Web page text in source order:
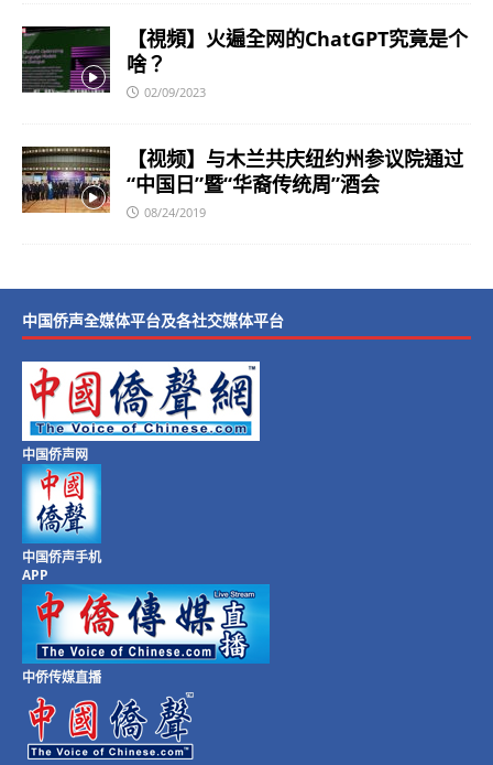
【視頻】火遍全网的ChatGPT究竟是个
啥？
02/09/2023
【视频】与木兰共庆纽约州参议院通过
“中国日”暨“华裔传统周”酒会
08/24/2019
中国侨声全媒体平台及各社交媒体平台
中国侨声网
中国侨声手机
APP
中侨传媒直播